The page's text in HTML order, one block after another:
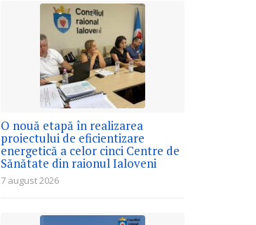
O nouă etapă în realizarea
proiectului de eficientizare
energetică a celor cinci Centre de
Sănătate din raionul Ialoveni
7 august 2026